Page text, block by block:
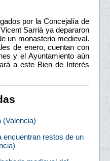
por la Concejalía de
Sarrià ya depararon
un monasterio medieval.
de enero, cuentan con
y el Ayuntamiento aún
a este Bien de Interés
(Valencia)
encuentran restos de un